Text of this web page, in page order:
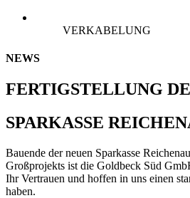
VERKABELUNG
NEWS
FERTIGSTELLUNG
SPARKASSE
Bauende der neuen Sparkasse
Großprojekts ist die Goldbeck Süd
Ihr Vertrauen und hoffen in uns einen
haben.